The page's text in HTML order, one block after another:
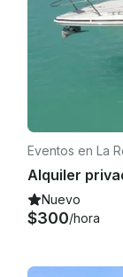
Eventos en La
Nuevo
$300/hora